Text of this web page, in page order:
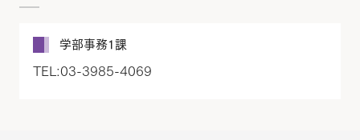
学部事務1課
TEL:03-3985-4069